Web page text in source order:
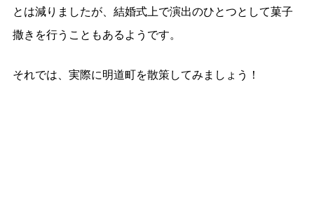
とは減りましたが、結婚式上で演出のひとつとして菓子
撒きを行うこともあるようです。
それでは、実際に明道町を散策してみましょう！